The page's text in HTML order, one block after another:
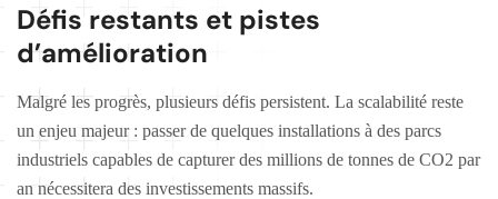
Défis restants et pistes
d’amélioration
Malgré les progrès, plusieurs défis persistent. La scalabilité reste
un enjeu majeur : passer de quelques installations à des parcs
industriels capables de capturer des millions de tonnes de CO2 par
an nécessitera des investissements massifs.